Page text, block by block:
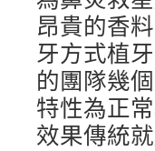
昂貴的香
牙方式植
的團隊幾
特性為正
效果傳統